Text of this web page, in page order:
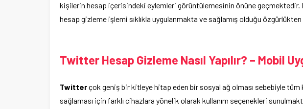
kişilerin hesap içerisindeki eylemleri görüntülemesinin önüne geçmektedir.
hesap gizleme işlemi sıklıkla uygulanmakta ve sağlamış olduğu özgürlükten
Twitter Hesap Gizleme Nasıl Yapılır? – Mobil
Twitterçok geniş bir kitleye hitap eden bir sosyal ağ olması sebebiyle tüm
sağlaması için farklı cihazlara yönelik olarak kullanım seçenekleri